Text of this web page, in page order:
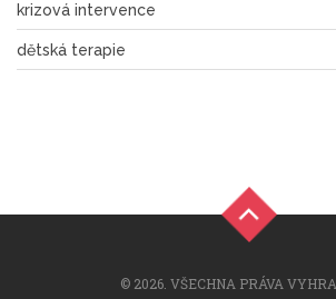
krizová intervence
dětská terapie
© 2026. VŠECHNA PRÁVA